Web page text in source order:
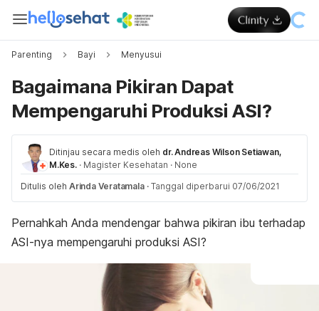
Parenting Bayi Menyusui
Bagaimana Pikiran Dapat
Mempengaruhi Produksi ASI?
Ditinjau secara medis oleh dr. Andreas Wilson Setiawan,
M.Kes. · Magister Kesehatan · None
Ditulis oleh Arinda Veratamala · Tanggal diperbarui 07/06/2021
Pernahkah Anda mendengar bahwa pikiran ibu terhadap
ASI-nya mempengaruhi produksi ASI?